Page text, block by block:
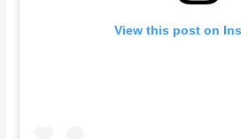
View this post on